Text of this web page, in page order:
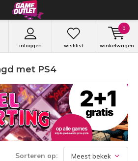
inloggen wishlist winkelwagen
0
met PS4
Sorteren op: